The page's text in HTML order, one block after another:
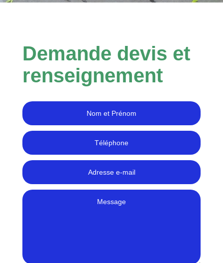
Demande devis et
renseignement